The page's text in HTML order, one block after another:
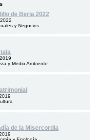
de Berja 2022
y Negocios
y Medio Ambiente
de la Misercordia